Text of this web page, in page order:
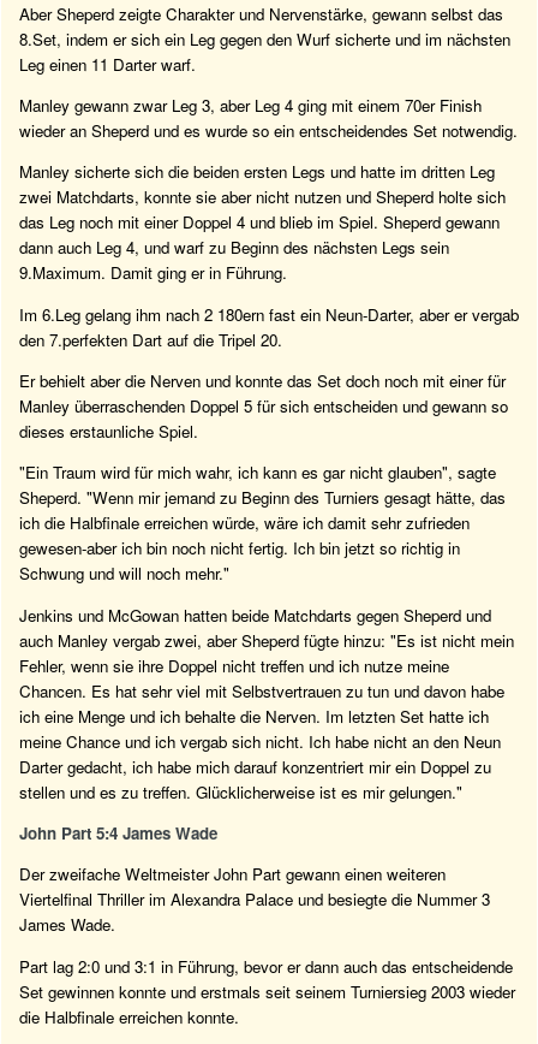
Aber Sheperd zeigte Charakter und Nervenstärke, gewann selbst das
8.Set, indem er sich ein Leg gegen den Wurf sicherte und im nächsten
Leg einen 11 Darter warf.
Manley gewann zwar Leg 3, aber Leg 4 ging mit einem 70er Finish
wieder an Sheperd und es wurde so ein entscheidendes Set notwendig.
Manley sicherte sich die beiden ersten Legs und hatte im dritten Leg
zwei Matchdarts, konnte sie aber nicht nutzen und Sheperd holte sich
das Leg noch mit einer Doppel 4 und blieb im Spiel. Sheperd gewann
dann auch Leg 4, und warf zu Beginn des nächsten Legs sein
9.Maximum. Damit ging er in Führung.
Im 6.Leg gelang ihm nach 2 180ern fast ein Neun-Darter, aber er vergab
den 7.perfekten Dart auf die Tripel 20.
Er behielt aber die Nerven und konnte das Set doch noch mit einer für
Manley überraschenden Doppel 5 für sich entscheiden und gewann so
dieses erstaunliche Spiel.
"Ein Traum wird für mich wahr, ich kann es gar nicht glauben", sagte
Sheperd. "Wenn mir jemand zu Beginn des Turniers gesagt hätte, das
ich die Halbfinale erreichen würde, wäre ich damit sehr zufrieden
gewesen-aber ich bin noch nicht fertig. Ich bin jetzt so richtig in
Schwung und will noch mehr."
Jenkins und McGowan hatten beide Matchdarts gegen Sheperd und
auch Manley vergab zwei, aber Sheperd fügte hinzu: "Es ist nicht mein
Fehler, wenn sie ihre Doppel nicht treffen und ich nutze meine
Chancen. Es hat sehr viel mit Selbstvertrauen zu tun und davon habe
ich eine Menge und ich behalte die Nerven. Im letzten Set hatte ich
meine Chance und ich vergab sich nicht. Ich habe nicht an den Neun
Darter gedacht, ich habe mich darauf konzentriert mir ein Doppel zu
stellen und es zu treffen. Glücklicherweise ist es mir gelungen."
John Part 5:4 James Wade
Der zweifache Weltmeister John Part gewann einen weiteren
Viertelfinal Thriller im Alexandra Palace und besiegte die Nummer 3
James Wade.
Part lag 2:0 und 3:1 in Führung, bevor er dann auch das entscheidende
Set gewinnen konnte und erstmals seit seinem Turniersieg 2003 wieder
die Halbfinale erreichen konnte.